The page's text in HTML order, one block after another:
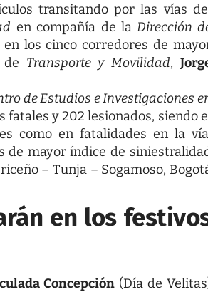
transitando por las vías
en compañía de laDirección
los cinco corredores de
Transporte y Movilidad,
de Estudios e Investigaciones
fatales y 202 lesionados, siendo
como en fatalidades en la
de mayor índice de
– Tunja – Sogamoso,
en los
Concepción (Día de